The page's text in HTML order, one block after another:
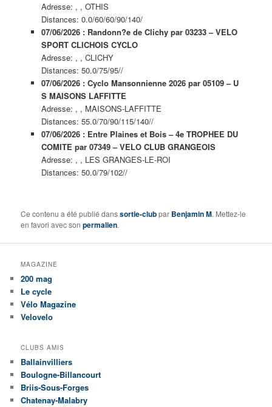
Adresse: , , OTHIS
Distances: 0.0/60/60/90/140/
07/06/2026 : Randonn?e de Clichy par 03233 – VELO
SPORT CLICHOIS CYCLO
Adresse: , , CLICHY
Distances: 50.0/75/95//
07/06/2026 : Cyclo Mansonnienne 2026 par 05109 – U
S MAISONS LAFFITTE
Adresse: , , MAISONS-LAFFITTE
Distances: 55.0/70/90/115/140//
07/06/2026 : Entre Plaines et Bois – 4e TROPHEE DU
COMITE par 07349 – VELO CLUB GRANGEOIS
Adresse: , , LES GRANGES-LE-ROI
Distances: 50.0/79/102//
Ce contenu a été publié danssortie-clubpar Benjamin M. Mettez-le
en favori avec sonpermalien.
MAGAZINE
200 mag
Le cycle
Vélo Magazine
Velovelo
CLUBS AMIS
Ballainvilliers
Boulogne-Billancourt
Briis-Sous-Forges
Chatenay-Malabry